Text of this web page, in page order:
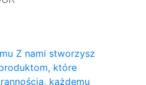
Z nami stworzysz
które
każdemu